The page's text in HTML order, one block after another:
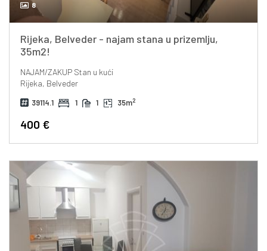
8
Rijeka, Belveder - najam stana u prizemlju,
35m2!
NAJAM/ZAKUPStan u kući
Rijeka, Belveder
39114.1 1 1 35m2
400 €